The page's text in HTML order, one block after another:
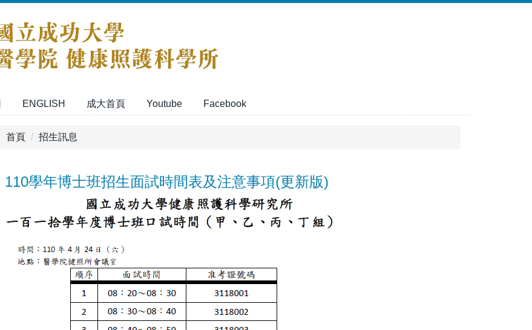
ENGLISH 成大首頁 Youtube Facebook
首頁 招生訊息
110學年博士班招生面試時間表及注意事項(更新版)